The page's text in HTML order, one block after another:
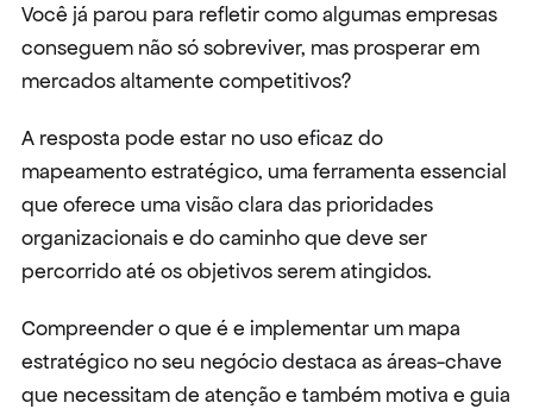
Você já parou para refletir como algumas empresas
conseguem não só sobreviver, mas prosperar em
mercados altamente competitivos?
A resposta pode estar no uso eficaz do
mapeamento estratégico, uma ferramenta essencial
que oferece uma visão clara das prioridades
organizacionais e do caminho que deve ser
percorrido até os objetivos serem atingidos.
Compreender o que é e implementar um mapa
estratégico no seu negócio destaca as áreas-chave
que necessitam de atenção e também motiva e guia